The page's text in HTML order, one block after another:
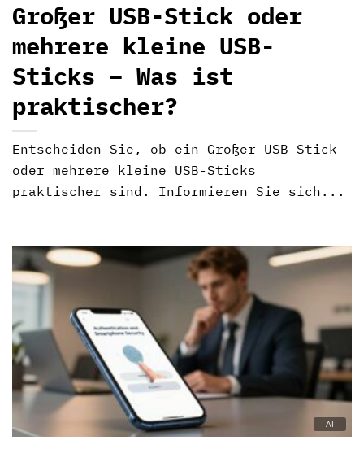
Großer USB-Stick oder
mehrere kleine USB-
Sticks – Was ist
praktischer?
Entscheiden Sie, ob ein Großer USB-Stick
oder mehrere kleine USB-Sticks
praktischer sind. Informieren Sie sich...